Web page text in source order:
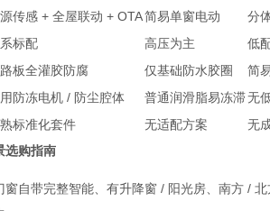
传感 + 全屋联动 + OTA简易单窗电动
分
标配 高压为主
低
板全灌胶防腐 仅基础防水胶圈
简
防冻电机 / 防尘腔体 普通润滑脂易冻滞无
标准化套件 无适配方案
无
购指南
窗自带完整智能、有升降窗 / 阳光房、南方 /